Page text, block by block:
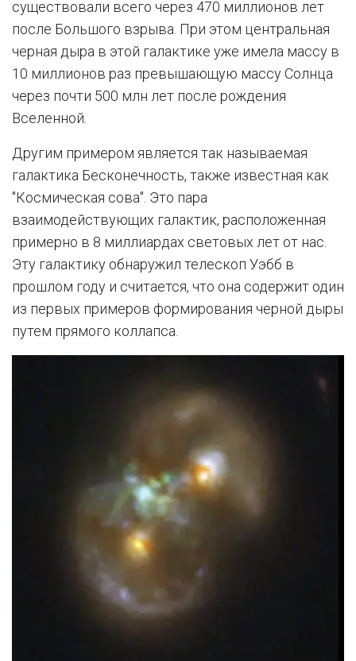
существовали всего через 470 миллионов лет
после Большого взрыва. При этом центральная
черная дыра в этой галактике уже имела массу в
10 миллионов раз превышающую массу Солнца
через почти 500 млн лет после рождения
Вселенной.
Другим примером является так называемая
галактика Бесконечность, также известная как
"Космическая сова". Это пара
взаимодействующих галактик, расположенная
примерно в 8 миллиардах световых лет от нас.
Эту галактику обнаружил телескоп Уэбб в
прошлом году и считается, что она содержит один
из первых примеров формирования черной дыры
путем прямого коллапса.